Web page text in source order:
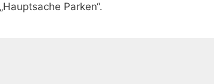
Parken“.